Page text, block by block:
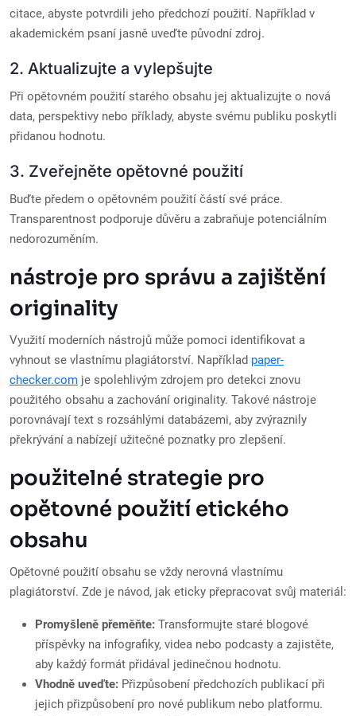
citace, abyste potvrdili jeho předchozí použití. Například v
akademickém psaní jasně uveďte původní zdroj.
2. Aktualizujte a vylepšujte
Při opětovném použití starého obsahu jej aktualizujte o nová
data, perspektivy nebo příklady, abyste svému publiku poskytli
přidanou hodnotu.
3. Zveřejněte opětovné použití
Buďte předem o opětovném použití částí své práce.
Transparentnost podporuje důvěru a zabraňuje potenciálním
nedorozuměním.
nástroje pro správu a zajištění
originality
Využití moderních nástrojů může pomoci identifikovat a
vyhnout se vlastnímu plagiátorství. Například paper-
checker.com je spolehlivým zdrojem pro detekci znovu
použitého obsahu a zachování originality. Takové nástroje
porovnávají text s rozsáhlými databázemi, aby zvýraznily
překrývání a nabízejí užitečné poznatky pro zlepšení.
použitelné strategie pro
opětovné použití etického
obsahu
Opětovné použití obsahu se vždy nerovná vlastnímu
plagiátorství. Zde je návod, jak eticky přepracovat svůj materiál:
Promyšleně přeměňte: Transformujte staré blogové
příspěvky na infografiky, videa nebo podcasty a zajistěte,
aby každý formát přidával jedinečnou hodnotu.
Vhodně uveďte: Přizpůsobení předchozích publikací při
jejich přizpůsobení pro nové publikum nebo platformu.